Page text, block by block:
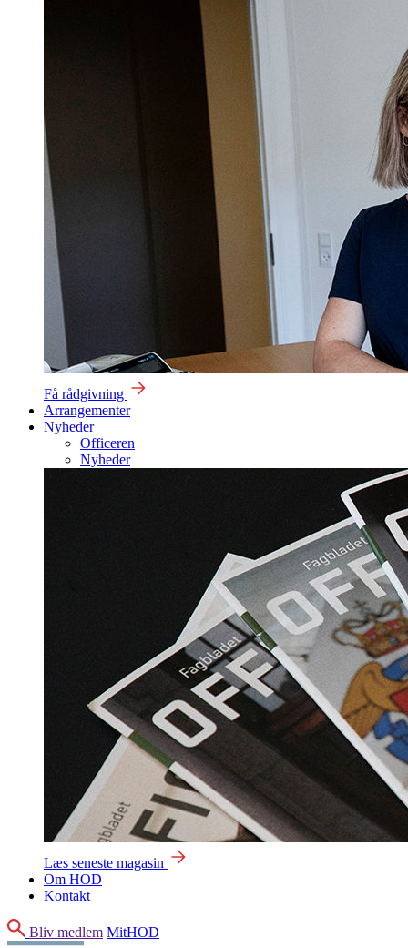
Få rådgivning
Arrangementer
Nyheder
Officeren
Nyheder
Læs seneste magasin
Om HOD
Kontakt
Søg
Bliv medlem MitHOD